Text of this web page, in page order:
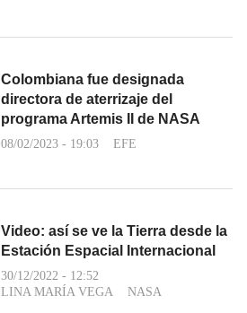
Colombiana fue designada
directora de aterrizaje del
programa Artemis II de NASA
08/02/2023 - 19:03 EFE
Video: así se ve la Tierra desde la
Estación Espacial Internacional
30/12/2022 - 12:52
LINA MARÍA VEGA
NASA